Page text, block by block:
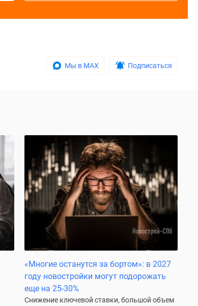
Мы в MAX Подписаться
«Многие останутся за бортом»: в 2027
году новостройки могут подорожать
еще на 25-30%
Снижение ключевой ставки, большой объем